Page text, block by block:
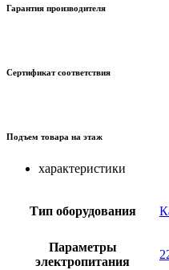
Гарантия производителя
Сертификат соответствия
Подъем товара на этаж
характеристики
Тип оборудования
Параметры
электропитания